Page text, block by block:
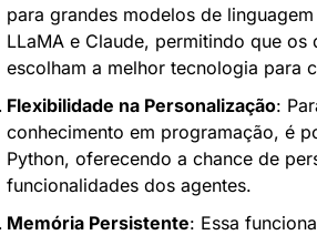
para grandes modelos de
LLaMA e Claude, permitindo que os
escolham a melhor tecnologia para
Flexibilidade na Personalização:
conhecimento em programação, é
Python, oferecendo a chance de
funcionalidades dos agentes.
Memória Persistente: Essa